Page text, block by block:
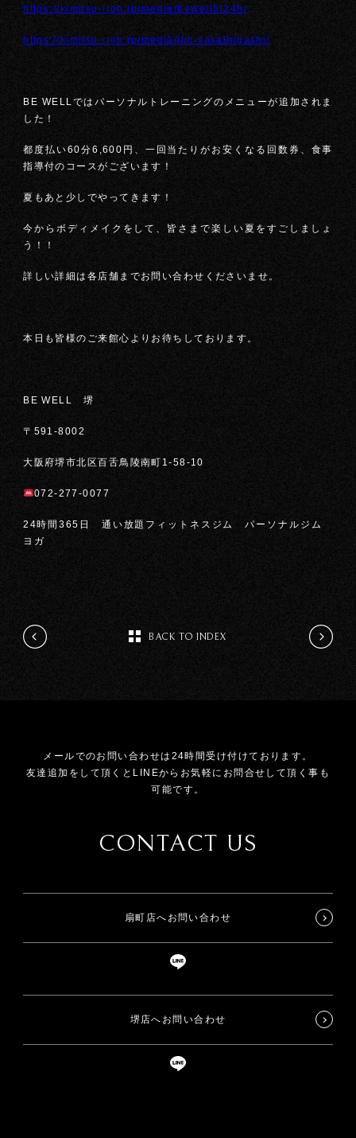
https://kimitsu-iron.jp/media/bewellfit24h/
https://kimitsu-iron.jp/media/jim-sakaihigashi/
BE WELLではパーソナルトレーニングのメニューが追加されま
した！
都度払い60分6,600円、一回当たりがお安くなる回数券、食事
指導付のコースがございます！
夏もあと少しでやってきます！
今からボディメイクをして、皆さまで楽しい夏をすごしましょ
う！！
詳しい詳細は各店舗までお問い合わせくださいませ。
本日も皆様のご来館心よりお待ちしております。
BE WELL 堺
〒591-8002
大阪府堺市北区百舌鳥陵南町1-58-10
072-277-0077
24時間365日 通い放題フィットネスジム パーソナルジム
ヨガ
BACK TO INDEX
メールでのお問い合わせは24時間受け付けております。
友達追加をして頂くとLINEからお気軽にお問合せして頂く事も
可能です。
CONTACT US
扇町店へお問い合わせ
堺店へお問い合わせ